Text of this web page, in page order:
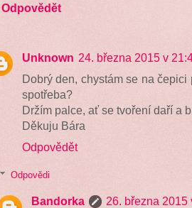
Odpovědět
Unknown 24. března 2015 v
Dobrý den, chystám se na
spotřeba?
Držím palce, ať se tvoření daří a
Děkuju Bára
Odpovědět
Odpovědi
Bandorka
26. března 2015